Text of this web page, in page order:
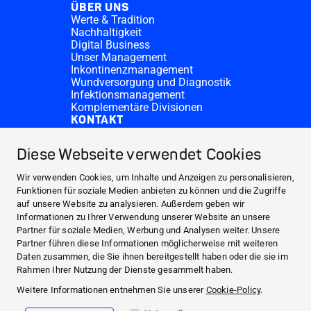
Diese Webseite verwendet Cookies
Wir verwenden Cookies, um Inhalte und Anzeigen zu personalisieren,
Funktionen für soziale Medien anbieten zu können und die Zugriffe
auf unsere Website zu analysieren. Außerdem geben wir
Informationen zu Ihrer Verwendung unserer Website an unsere
Partner für soziale Medien, Werbung und Analysen weiter. Unsere
Partner führen diese Informationen möglicherweise mit weiteren
Daten zusammen, die Sie ihnen bereitgestellt haben oder die sie im
Rahmen Ihrer Nutzung der Dienste gesammelt haben.
Weitere Informationen entnehmen Sie unserer Cookie-Policy.
ÜBER UNS
Werte & Tradition
Nachhaltigkeit
Digital Business
Unser Management
Inkontinenzmanagement
Wundversorgung und Diagnostik
Infektionsmanagement
Komplementäre Divisionen
KONTAKT
Investor Relations
Spendenanfragen
HARTMANN-Standorte
WEBSITES
NEWS UND PRESSE
INVESTOR RELATIONS
ÜBER UNS
KONTAKT
Facebook